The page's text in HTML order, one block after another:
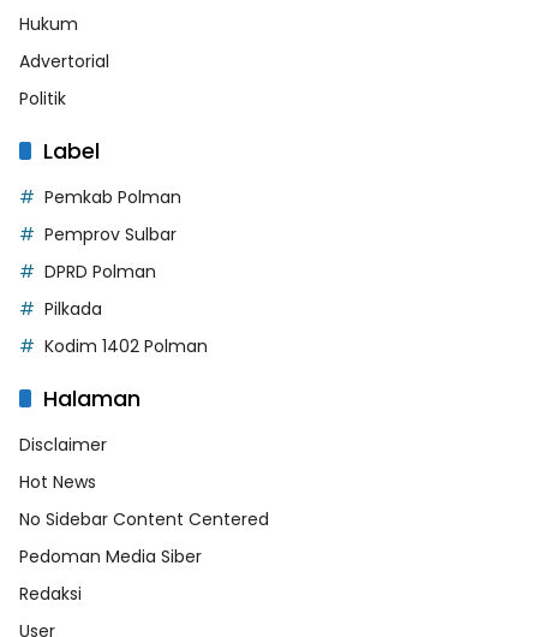
Hukum
Advertorial
Politik
Label
Pemkab Polman
Pemprov Sulbar
DPRD Polman
Pilkada
Kodim 1402 Polman
Halaman
Disclaimer
Hot News
No Sidebar Content Centered
Pedoman Media Siber
Redaksi
User